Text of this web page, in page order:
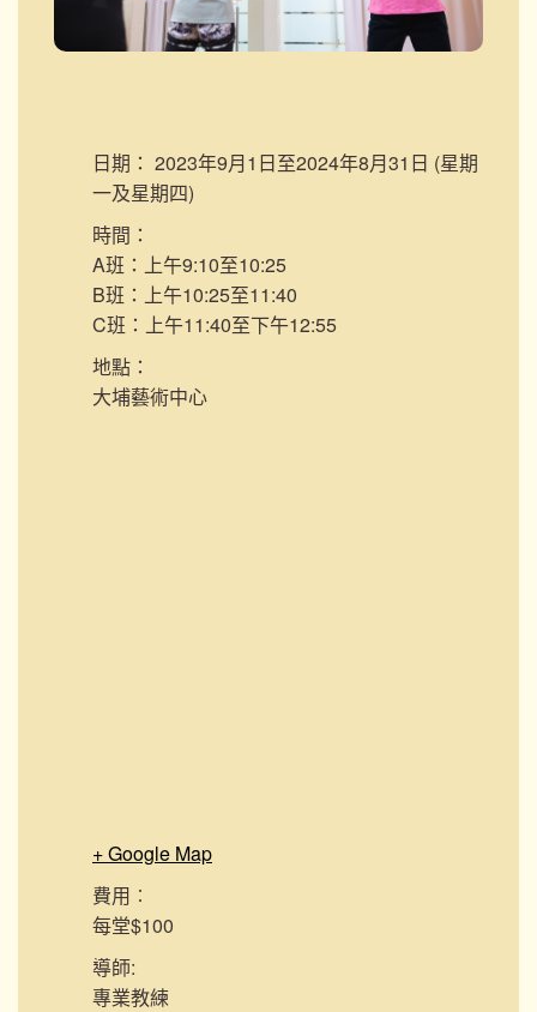
日期： 2023年9月1日至2024年8月31日 (星期
一及星期四)
時間：
A班：上午9:10至10:25
B班：上午10:25至11:40
C班：上午11:40至下午12:55
地點：
大埔藝術中心
+ Google Map
費用︰
每堂$100
導師:
專業教練